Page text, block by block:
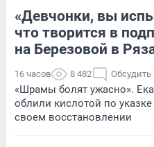
«Девчонки, вы
что творится в
на Березовой в
16 часов 8 482 Обсудить
«Шрамы болят ужасно».
облили кислотой по
своем восстановлении